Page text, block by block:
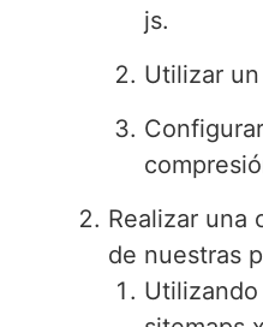
js.
Utilizar
Realizar una
de nuestras